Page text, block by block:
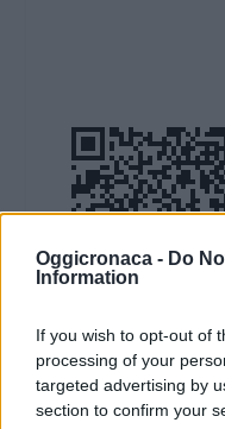
Oggicronaca - Do
Information
If you wish to opt-out of
processing of your
targeted advertising by
section to confirm your
DOWNLOAD QR